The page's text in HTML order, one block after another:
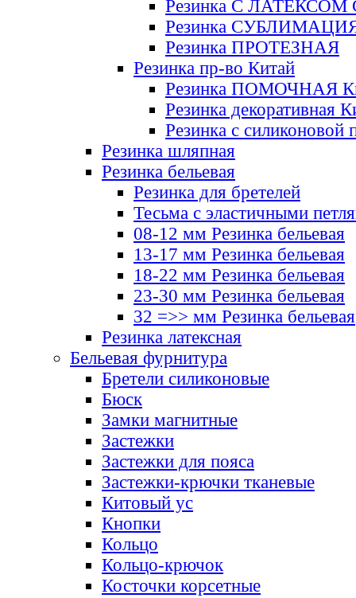
Резинка С ЛАТЕКСОМ
Резинка
Резинка ПРОТЕЗНАЯ
Резинка пр-во Китай
Резинка ПОМОЧНАЯ
Резинка декоративная
Резинка с силиконовой
Резинка шляпная
Резинка бельевая
Резинка для бретелей
Тесьма с эластичными
08-12 мм Резинка бельевая
13-17 мм Резинка бельевая
18-22 мм Резинка бельевая
23-30 мм Резинка бельевая
32 =>> мм Резинка бельевая
Резинка латексная
Бельевая фурнитура
Бретели силиконовые
Бюск
Замки магнитные
Застежки
Застежки для пояса
Застежки-крючки тканевые
Китовый ус
Кнопки
Кольцо
Кольцо-крючок
Косточки корсетные